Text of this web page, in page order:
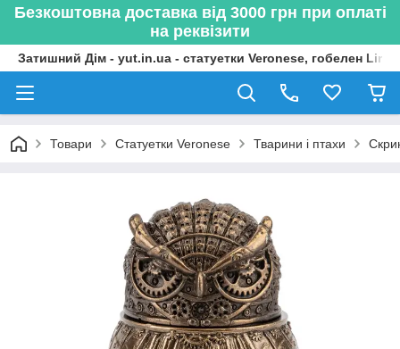
Безкоштовна доставка від 3000 грн при оплаті
на реквізити
Затишний Дім - yut.in.ua - статуетки Veronese, гобелен
Товари Статуетки Veronese Тварини і птахи